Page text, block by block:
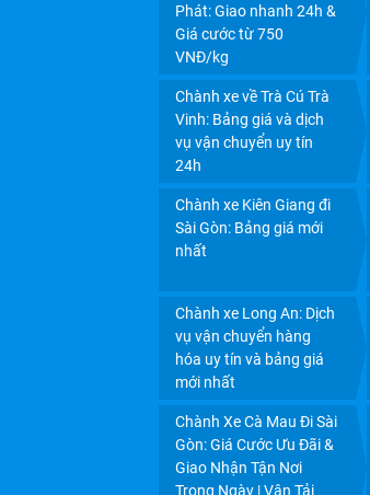
CHÀNH XE VĨNH LONG:
TRONG NGÀY
CHÀNH XE CẦN THƠ: CHỈ 750Đ/KG, GIÁ TIẾT KIỆM,
CHIẾT KHẤU HẤP DẪN
Phát: Giao nhanh 24h &
Giá cước từ 750
VNĐ/kg
Chành xe về Trà Cú Trà
Vinh: Bảng giá và dịch
vụ vận chuyển uy tín
24h
Chành xe Kiên Giang đi
Sài Gòn: Bảng giá mới
nhất
Chành xe Long An: Dịch
vụ vận chuyển hàng
hóa uy tín và bảng giá
mới nhất
Chành Xe Cà Mau Đi Sài
Gòn: Giá Cước Ưu Đãi &
Giao Nhận Tận Nơi
Trong Ngày | Vận Tải